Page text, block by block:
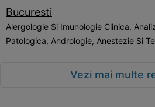
Bucuresti
Alergologie Si Imunologie Clinica,
Patologica, Andrologie, Anestezie Si
Vezi mai multe